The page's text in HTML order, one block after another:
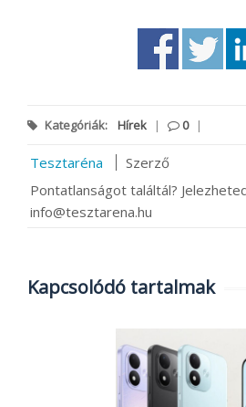
Kategóriák: Hírek | 0 |
Tesztaréna
Szerző
Pontatlanságot találtál?
info@tesztarena.hu
Kapcsolódó tartalmak